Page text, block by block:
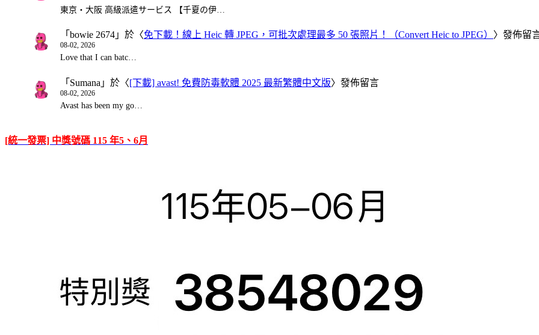
東京・大阪 高級派遣サービス 【千夏の伊…
「 bowie 2674 」於〈免下載！線上 Heic 轉 JPEG，可批次處理最多 50 張照片！（Convert Heic to JPEG） 〉發佈留
08-02, 2026
Love that I can batc…
「 Sumana 」於〈[下載] avast! 免費防毒軟體 2025 最新繁體中文版〉發佈留言
08-02, 2026
Avast has been my go…
[統一發票] 中獎號碼 115 年5、6月